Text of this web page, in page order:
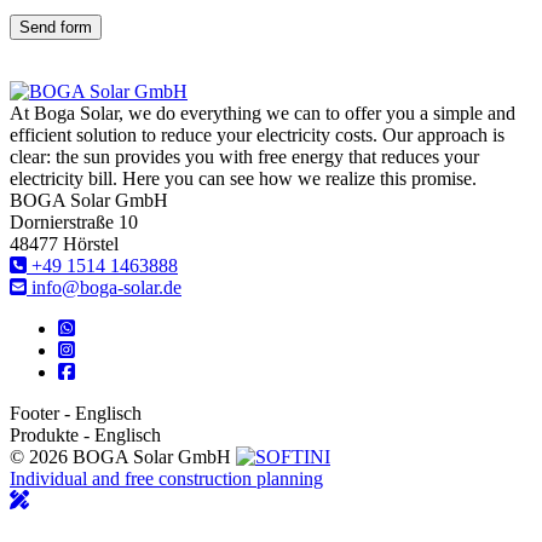
Send form
At Boga Solar, we do everything we can to offer you a simple and
efficient solution to reduce your electricity costs. Our approach is
clear: the sun provides you with free energy that reduces your
electricity bill. Here you can see how we realize this promise.
BOGA Solar GmbH
Dornierstraße 10
48477 Hörstel
+49 1514 1463888
info@boga-solar.de
Footer - Englisch
Produkte - Englisch
© 2026 BOGA Solar GmbH
Individual and free construction planning